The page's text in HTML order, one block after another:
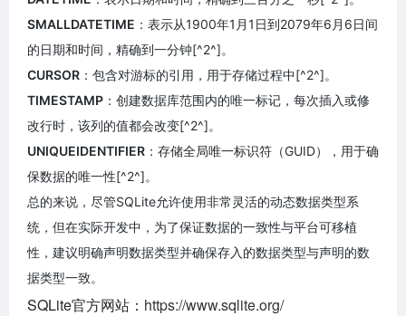
SMALLDATETIME ：表示从1900年1月1日到2079年6月6日间
的日期和时间，精确到一分钟[^2^]。
CURSOR ：包含对游标的引用，用于存储过程中[^2^]。
TIMESTAMP ：创建数据库范围内的唯一标记，每次插入或修
改行时，该列的值都会改变[^2^]。
UNIQUEIDENTIFIER ：存储全局唯一标识符（GUID），用于确
保数据的唯一性[^2^]。
总的来说，尽管SQLite允许使用非常灵活的动态数据类型系
统，但在实际开发中，为了保证数据的一致性与平台可移植
性，建议明确声明数据类型并确保存入的数据类型与声明的数
据类型一致。
SQLite官方网站： https://www.sqlite.org/